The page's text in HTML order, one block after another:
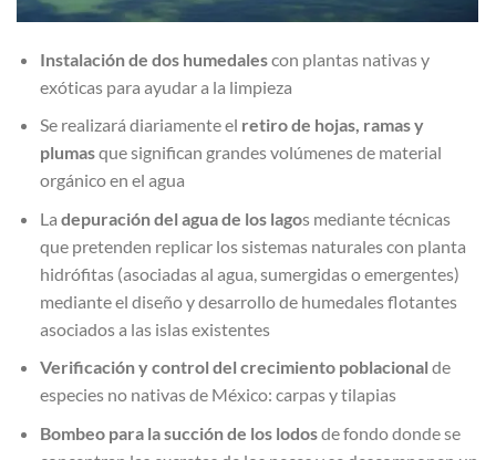
Instalación de dos humedalescon plantas nativas y
exóticas para ayudar a la limpieza
Se realizará diariamente el retiro de hojas, ramas y
plumasque significan grandes volúmenes de material
orgánico en el agua
La depuración del agua de los lagos mediante técnicas
que pretenden replicar los sistemas naturales con planta
hidrófitas (asociadas al agua, sumergidas o emergentes)
mediante el diseño y desarrollo de humedales flotantes
asociados a las islas existentes
Verificación y control del crecimiento poblacional de
especies no nativas de México: carpas y tilapias
Bombeo para la succiónde los lodosde fondo donde se